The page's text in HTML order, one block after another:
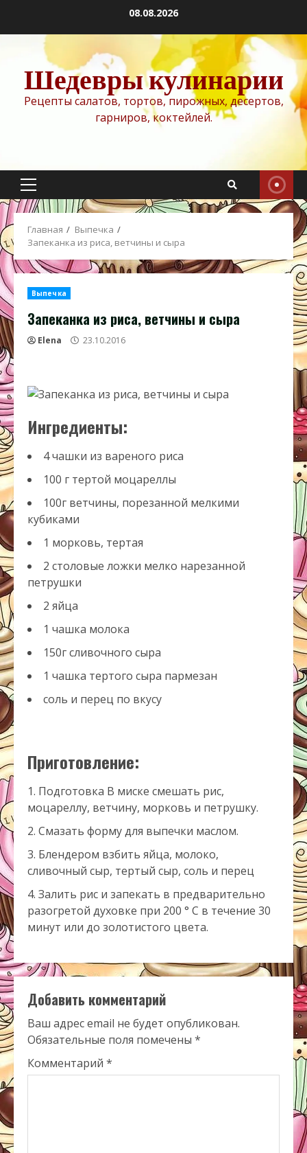
содержимому
08.08.2026
Шедевры кулинарии
Рецепты салатов, тортов, пирожных, десертов,
гарниров, коктейлей.
Основное
меню
Главная
Выпечка
Запеканка из риса, ветчины и сыра
Выпечка
Запеканка из риса, ветчины и сыра
Elena 23.10.2016
Ингредиенты:
4 чашки из вареного риса
100 г тертой моцареллы
100г ветчины, порезанной мелкими
кубиками
1 морковь, тертая
2 столовые ложки мелко нарезанной
петрушки
2 яйца
1 чашка молока
150г сливочного сыра
1 чашка тертого сыра пармезан
соль и перец по вкусу
Приготовление:
Подготовка В миске смешать рис,
моцареллу, ветчину, морковь и петрушку.
Смазать форму для выпечки маслом.
Блендером взбить яйца, молоко,
сливочный сыр, тертый сыр, соль и перец
Залить рис и запекать в предварительно
разогретой духовке при 200 ° С в течение 30
минут или до золотистого цвета.
Добавить комментарий
Ваш адрес email не будет опубликован.
Обязательные поля помечены *
Комментарий *